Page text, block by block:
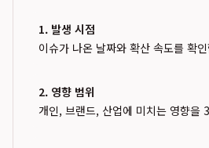
1. 발생 시점
이슈가 나온 날짜와 확산 속도를 확
2. 영향 범위
개인, 브랜드, 산업에 미치는 영향을